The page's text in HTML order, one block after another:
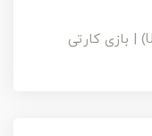
بازی اونو هری پاتر (UNO Harry Potter) | بازی کارتی